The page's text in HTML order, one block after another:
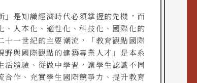
是知識經濟時代必須掌握的先機，而
人本化、適性化、科技化、國際化的
一世紀的主要潮流，「教育觀點國際
與國際觀點的建築專業人才」是本系
體驗、從做中學習，讓學生認識不同
作、充實學生國際競爭力、提升教育